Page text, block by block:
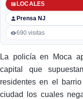
Prensa NJ
LOCALES
690 visitas
La policía en Moca
capital que
residentes en el
ciudad los cuales